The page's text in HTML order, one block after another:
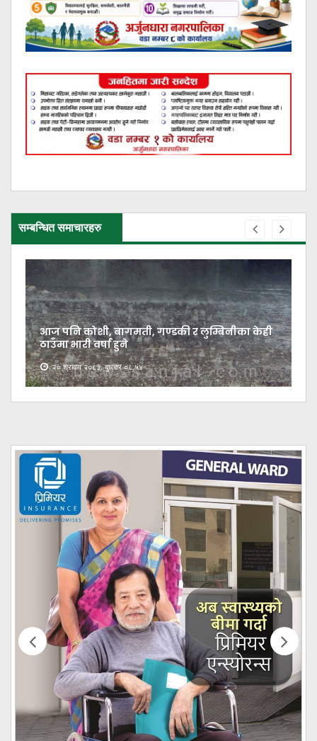
सम्बन्धित समाचारहरु
आज पनि कोशी, बागमती, गण्डकी र लुम्बिनीका केही
ठाउँमा भारी वर्षा हुने
२० श्रावण २०८३, बुधबार ०८:५४